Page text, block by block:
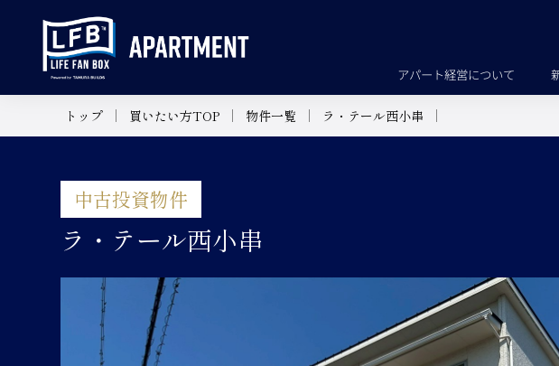
アパート経営について
トップ 買いたい方TOP 物件一覧 ラ・テール西小串
中古投資物件
ラ・テール西小串